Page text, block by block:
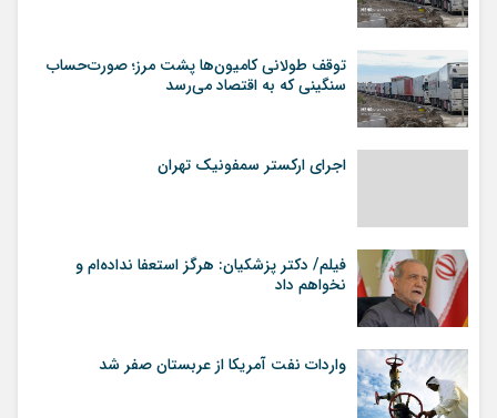
توقف طولانی کامیون‌ها پشت مرز؛ صورت‌حساب
سنگینی که به اقتصاد می‌رسد
اجرای ارکستر سمفونیک تهران
فیلم/ دکتر پزشکیان: هرگز استعفا نداده‌ام و
نخواهم داد
واردات نفت آمریکا از عربستان صفر شد